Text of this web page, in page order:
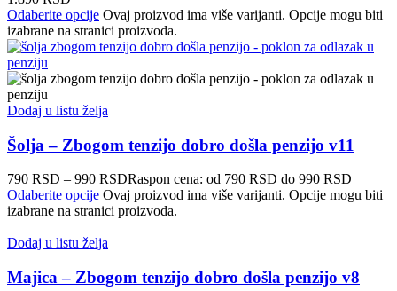
Odaberite opcije Ovaj proizvod ima više varijanti. Opcije mogu biti
izabrane na stranici proizvoda.
Dodaj u listu želja
Šolja – Zbogom tenzijo dobro došla penzijo v11
790 RSD – 990 RSDRaspon cena: od 790 RSD do 990 RSD
Odaberite opcije Ovaj proizvod ima više varijanti. Opcije mogu biti
izabrane na stranici proizvoda.
Dodaj u listu želja
Majica – Zbogom tenzijo dobro došla penzijo v8